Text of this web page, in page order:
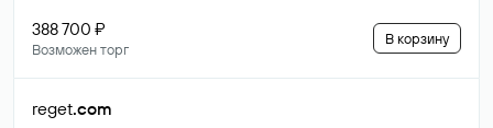
388 700 ₽
Возможен торг
В корзину
reget.com